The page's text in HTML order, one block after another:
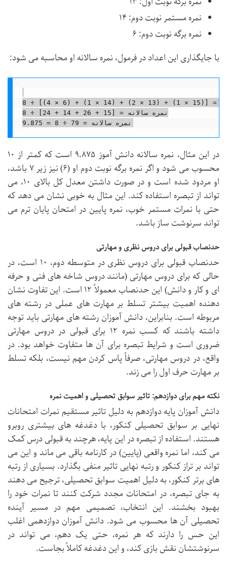
نمره مستمر نوبت دوم: ۱۴
نمره برگه نوبت دوم: ۶
با جایگذاری این اعداد در فرمول، نمره سالانه او محاسبه می شود:
نمره سالانه = [(15 × 1) + (13 × 2) + (14 × 1) + (6 × 4)] ÷ 8
نمره سالانه = [15 + 26 + 14 + 24] ÷ 8
در این مثال، نمره سالانه دانش آموز ۹.۸۷۵ است که کمتر از ۱۰
محسوب می شود و اگر نمره برگه نوبت دوم او (۶) نیز زیر ۷ باشد،
او مردود شده است و در صورت داشتن معدل کل بالای ۱۰، می
تواند از تبصره استفاده کند. این مثال به خوبی نشان می دهد که
حتی با نمرات مستمر خوب، نمره پایین در امتحان پایان ترم می
تواند سرنوشت ساز باشد.
حدنصاب قبولی برای دروس نظری و مهارتی
حدنصاب قبولی برای دروس نظری در متوسطه دوم، ۱۰ است، در
حالی که برای دروس مهارتی (مانند دروس شاخه های فنی و حرفه
ای و کار و دانش) این حدنصاب معمولاً ۱۲ است. این تفاوت نشان
دهنده اهمیت بیشتر تسلط بر مهارت های عملی در رشته های
مربوطه است. بنابراین، دانش آموزان رشته های مهارتی باید توجه
داشته باشند که کسب نمره ۱۲ برای قبولی در دروس مهارتی
ضروری است و شرایط تبصره برای آن ها متفاوت خواهد بود. در
واقع، در دروس مهارتی، صرفاً پاس کردن مهم نیست، بلکه تسلط
بر مهارت حرف اول را می زند.
نکته مهم برای دوازدهم: تاثیر سوابق تحصیلی و اهمیت نمره
دانش آموزان پایه دوازدهم به دلیل تاثیر مستقیم نمرات امتحانات
نهایی بر سوابق تحصیلی کنکور، با دغدغه های بیشتری روبرو
هستند. استفاده از تبصره در این پایه، هرچند به قبولی درس کمک
می کند، اما نمره واقعی (پایین) در کارنامه باقی می ماند و این می
تواند بر تراز کنکور و رتبه نهایی تاثیر منفی بگذارد. بسیاری از رتبه
های برتر کنکور، به دلیل اهمیت سوابق تحصیلی، ترجیح می دهند
به جای تبصره، در امتحانات مجدد شرکت کنند تا نمرات خود را
بهبود بخشند. این انتخاب، تصمیمی مهم در مسیر آینده
تحصیلی آن ها محسوب می شود. دانش آموزان دوازدهمی اغلب
این حس را دارند که هر نمره، حتی یک دهم، می تواند در
سرنوشتشان نقش بازی کند، و این دغدغه کاملاً بجاست.